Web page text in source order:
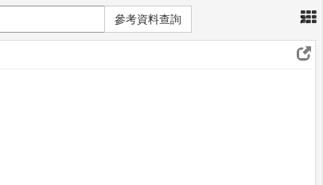
×
參考資料查詢